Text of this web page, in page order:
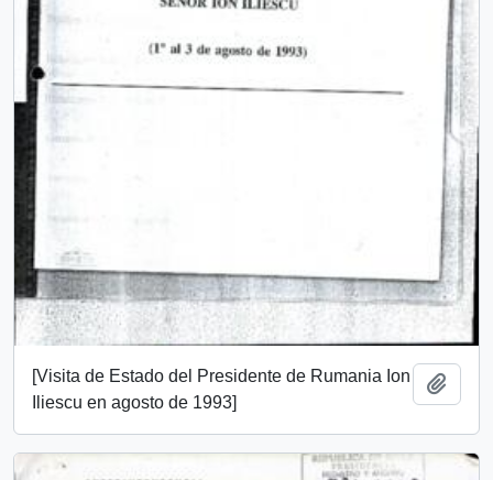
[Visita de Estado del Presidente de Rumania Ion
Iliescu en agosto de 1993]